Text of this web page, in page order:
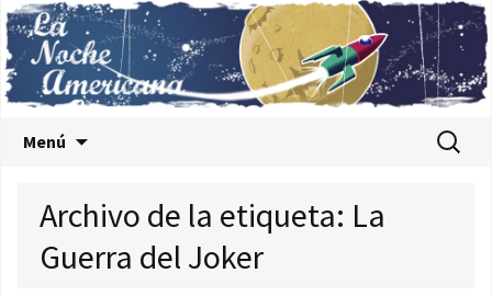
Menú Buscar:
Archivo de la etiqueta: La
Guerra del Joker